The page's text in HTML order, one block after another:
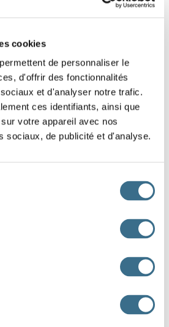
cookies
de personnaliser le
d'offrir des fonctionnalités
et d'analyser notre trafic.
ces identifiants, ainsi que
votre appareil avec nos
sociaux, de publicité et d'analyse.
present or identify someone or
or qualities
to use a capital letter at the
qui arrive.
mes amis devant la maison.